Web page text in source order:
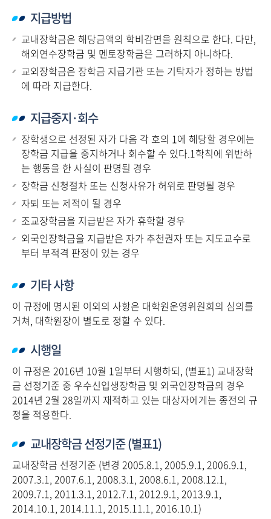
지급방법
교내장학금은 해당금액의 학비감면을 원칙으로 한다. 다만,
해외연수장학금 및 멘토장학금은 그러하지 아니하다.
교외장학금은 장학금 지급기관 또는 기탁자가 정하는 방법
에 따라 지급한다.
지급중지·회수
장학생으로 선정된 자가 다음 각 호의 1에 해당할 경우에는
장학금 지급을 중지하거나 회수할 수 있다.1학칙에 위반하
는 행동을 한 사실이 판명될 경우
장학금 신청절차 또는 신청사유가 허위로 판명될 경우
자퇴 또는 제적이 될 경우
조교장학금을 지급받은 자가 휴학할 경우
외국인장학금을 지급받은 자가 추천권자 또는 지도교수로
부터 부적격 판정이 있는 경우
기타 사항
이 규정에 명시된 이외의 사항은 대학원운영위원회의 심의를
거쳐, 대학원장이 별도로 정할 수 있다.
시행일
이 규정은 2016년 10월 1일부터 시행하되, (별표1) 교내장학
금 선정기준 중 우수신입생장학금 및 외국인장학금의 경우
2014년 2월 28일까지 재적하고 있는 대상자에게는 종전의 규
정을 적용한다.
교내장학금 선정기준 (별표1)
교내장학금 선정기준 (변경 2005.8.1, 2005.9.1, 2006.9.1,
2007.3.1, 2007.6.1, 2008.3.1, 2008.6.1, 2008.12.1,
2009.7.1, 2011.3.1, 2012.7.1, 2012.9.1, 2013.9.1,
2014.10.1, 2014.11.1, 2015.11.1, 2016.10.1)